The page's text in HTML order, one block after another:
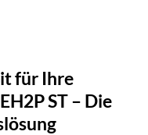
für Ihre
ST – Die